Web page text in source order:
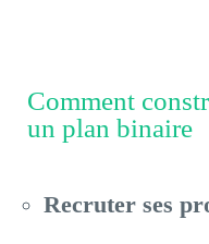
Comment
un plan binaire
Recruter ses